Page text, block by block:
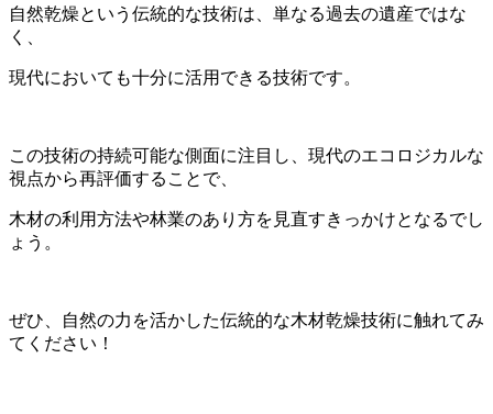
自然乾燥という伝統的な技術は、単なる過去の遺産ではな
く、
現代においても十分に活用できる技術です。
この技術の持続可能な側面に注目し、現代のエコロジカルな
視点から再評価することで、
木材の利用方法や林業のあり方を見直すきっかけとなるでし
ょう。
ぜひ、自然の力を活かした伝統的な木材乾燥技術に触れてみ
てください！